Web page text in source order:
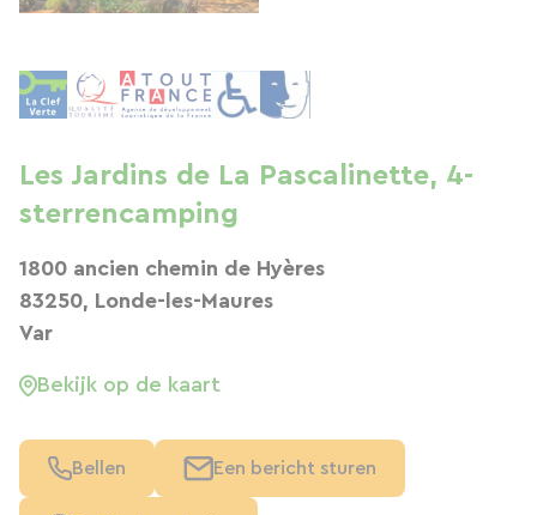
Les Jardins de La Pascalinette, 4-
sterrencamping
1800 ancien chemin de Hyères
83250, Londe-les-Maures
Var
Bekijk op de kaart
Bellen Een bericht sturen